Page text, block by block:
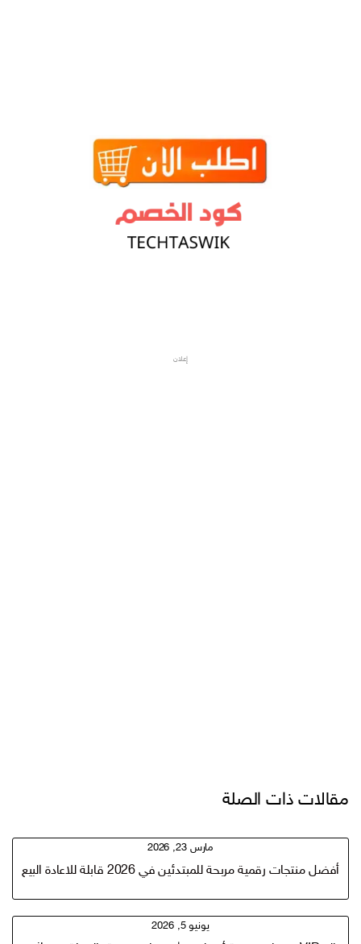
إعلان
مقالات ذات الصلة
مارس 23, 2026
أفضل منتجات رقمية مربحة للمبتدئين في 2026 قابلة للاعادة البيع
يونيو 5, 2026